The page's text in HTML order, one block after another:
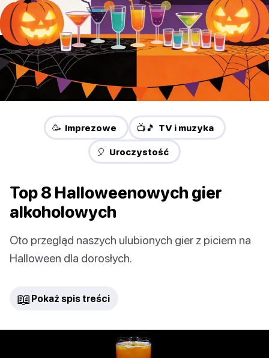
🥳 Imprezowe 📺🎵 TV i muzyka
🎈 Uroczystość
Top 8 Halloweenowych gier
alkoholowych
Oto przegląd naszych ulubionych gier z piciem na
Halloween dla dorosłych.
📖 Pokaż spis treści